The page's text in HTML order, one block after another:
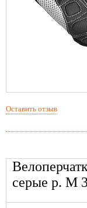
серые p. M
Оставить отзыв